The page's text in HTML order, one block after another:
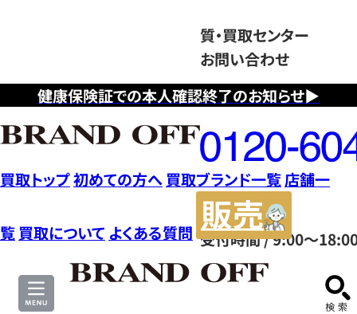
健康保険証での本人確認終了のお知らせ▶
質・買取センター
お問い合わせ
フ
リ
ー
ダ
イ
ヤ
ル
0120604117
受付時間 / 9:00～
買取トップ初めての方へ 買取ブランド一覧店舗一
覧 買取について よくある質問
サ